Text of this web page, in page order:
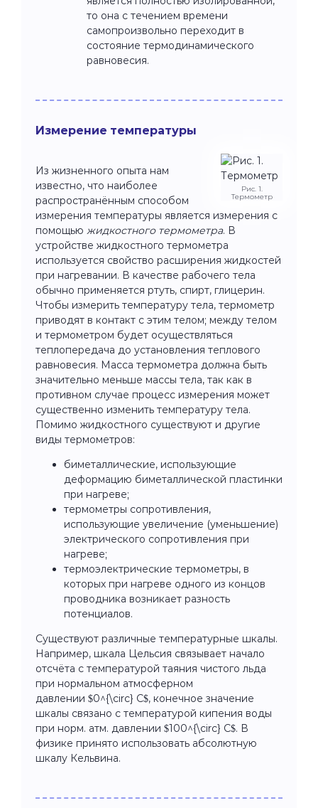
то она с течением времени
самопроизвольно переходит в
состояние термодинамического
равновесия.
Измерение температуры
Рис. 1.
Термометр
Из жизненного опыта нам
известно, что наиболее
распространённым способом
измерения температуры является измерения с
помощью жидкостного термометра. В
устройстве жидкостного термометра
используется свойство расширения жидкостей
при нагревании. В качестве рабочего тела
обычно применяется ртуть, спирт, глицерин.
Чтобы измерить температуру тела, термометр
приводят в контакт с этим телом; между телом
и термометром будет осуществляться
теплопередача до установления теплового
равновесия. Масса термометра должна быть
значительно меньше массы тела, так как в
противном случае процесс измерения может
существенно изменить температуру тела.
Помимо жидкостного существуют и другие
виды термометров:
биметаллические, использующие
деформацию биметаллической пластинки
при нагреве;
термометры сопротивления,
использующие увеличение (уменьшение)
электрического сопротивления при
нагреве;
термоэлектрические термометры, в
которых при нагреве одного из концов
проводника возникает разность
потенциалов.
Существуют различные температурные шкалы.
Например, шкала Цельсия связывает начало
отсчёта с температурой таяния чистого льда
при нормальном атмосферном
давлении $0^{\circ} C$, конечное значение
шкалы связано с температурой кипения воды
при норм. атм. давлении $100^{\circ} C$. В
физике принято использовать абсолютную
шкалу Кельвина.